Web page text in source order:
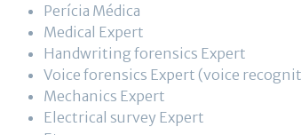
Perícia Médica
Medical Expert
Handwriting forensics Expert
Voice forensics Expert (voice
Mechanics Expert
Electrical survey Expert